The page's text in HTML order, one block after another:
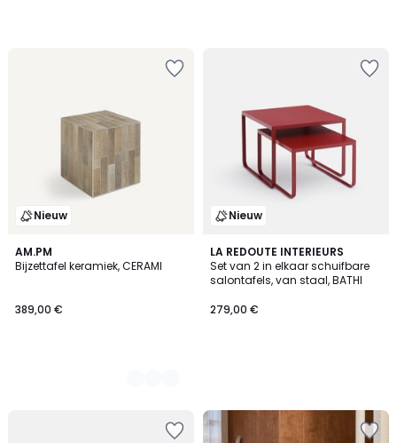
Nieuw
AM.PM
Bijzettafel keramiek, CERAMI
389,00 €
2
Kleuren
Nieuw
LA REDOUTE INTERIEURS
Set van 2 in elkaar schuifbare
salontafels, van staal, BATHI
279,00 €